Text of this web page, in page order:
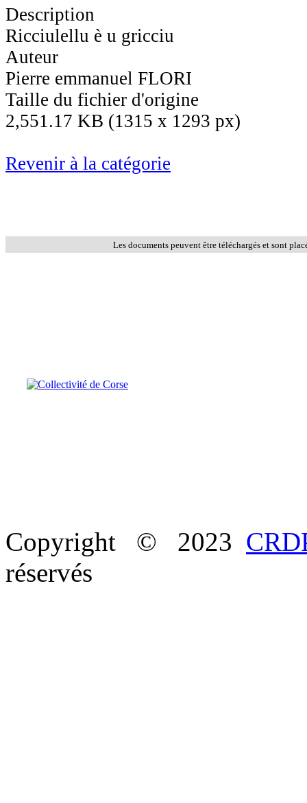
Description
Ricciulellu è u gricciu
Auteur
Pierre emmanuel FLORI
Taille du fichier d'origine
2,551.17 KB (1315 x 1293 px)
Revenir à la catégorie
Les documents peuvent être téléchargés et sont
Copyright © 2023
réservés